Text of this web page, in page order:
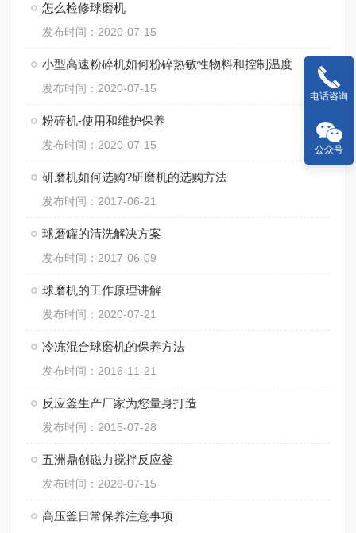
怎么检修球磨机
发布时间：2020-07-15
小型高速粉碎机如何粉碎热敏性物料和控制温度
发布时间：2020-07-15
粉碎机-使用和维护保养
发布时间：2020-07-15
研磨机如何选购?研磨机的选购方法
发布时间：2017-06-21
球磨罐的清洗解决方案
发布时间：2017-06-09
球磨机的工作原理讲解
发布时间：2020-07-21
冷冻混合球磨机的保养方法
发布时间：2016-11-21
反应釜生产厂家为您量身打造
发布时间：2015-07-28
五洲鼎创磁力搅拌反应釜
发布时间：2020-07-15
高压釜日常保养注意事项
电话咨询
公众号